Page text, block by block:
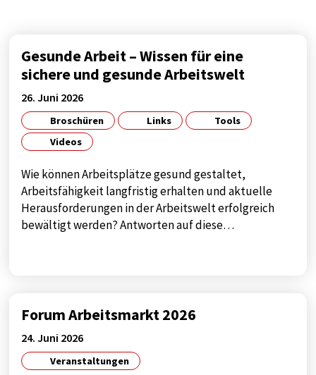
Gesunde Arbeit – Wissen für eine
sichere und gesunde Arbeitswelt
26. Juni 2026
Broschüren Links
Tools
Videos
Wie können Arbeitsplätze gesund gestaltet,
Arbeitsfähigkeit langfristig erhalten und aktuelle
Herausforderungen in der Arbeitswelt erfolgreich
bewältigt werden? Antworten auf diese…
Forum Arbeitsmarkt 2026
24. Juni 2026
Veranstaltungen
Cookie Laufzeit:
STATISTIK
Statistik Cookies sammeln anonyme
Informationen helfen uns, das Verhalten unserer
Nutzer auf unserer Webseite besser zu
verstehen.
Anbieter:
Google
Zweck: